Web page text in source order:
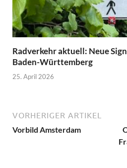
Radverkehr aktuell: Neue
Baden-Württemberg
25. April 2026
VORHERIGER ARTIKEL
Vorbild Amsterdam